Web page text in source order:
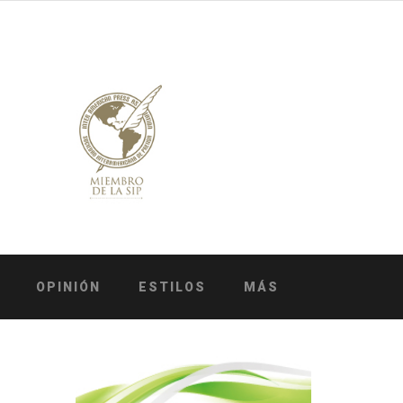
OPINIÓN ESTILOS MÁS